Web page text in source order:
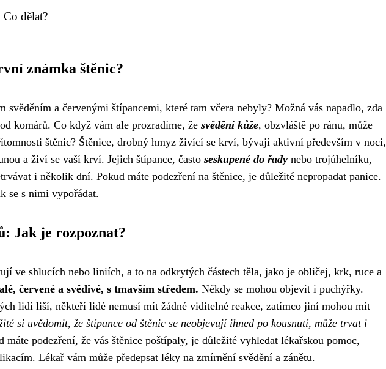
Co dělat?
známka štěnic?
svěděním a červenými štípancemi, které tam včera nebyly? Možná vás napadlo, zda
komárů. Co když vám ale prozradíme, že svědění kůže, obzvláště po ránu, může
štěnic? Štěnice, drobný hmyz živící se krví, bývají aktivní především v noci,
a živí se vaší krví. Jejich štípance, často seskupené do řady nebo trojúhelníku,
i několik dní. Pokud máte podezření na štěnice, je důležité nepropadat panice.
se s nimi vypořádat.
Jak je rozpoznat?
ve shlucích nebo liniích, a to na odkrytých částech těla, jako je obličej, krk, ruce a
červené a svědivé, s tmavším středem. Někdy se mohou objevit i puchýřky.
lidí liší, někteří lidé nemusí mít žádné viditelné reakce, zatímco jiní mohou mít
si uvědomit, že štípance od štěnic se neobjevují ihned po kousnutí, může trvat i
máte podezření, že vás štěnice poštípaly, je důležité vyhledat lékařskou pomoc,
Lékař vám může předepsat léky na zmírnění svědění a zánětu.